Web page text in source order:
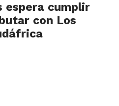
espera cumplir
con Los